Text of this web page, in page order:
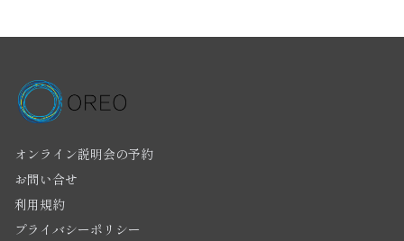
オンライン説明会の予約
お問い合せ
利用規約
プライバシーポリシー